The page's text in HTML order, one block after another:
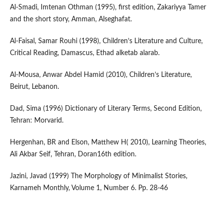
Al-Smadi, Imtenan Othman (1995), first edition, Zakariyya Tamer
and the short story, Amman, Alseghafat.
Al-Faisal, Samar Rouhi (1998), Children’s Literature and Culture,
Critical Reading, Damascus, Ethad alketab alarab.
Al-Mousa, Anwar Abdel Hamid (2010), Children’s Literature,
Beirut, Lebanon.
Dad, Sima (1996) Dictionary of Literary Terms, Second Edition,
Tehran: Morvarid.
Hergenhan, BR and Elson, Matthew H( 2010), Learning Theories,
Ali Akbar Seif, Tehran, Doran16th edition.
Jazini, Javad (1999) The Morphology of Minimalist Stories,
Karnameh Monthly, Volume 1, Number 6. Pp. 28-46